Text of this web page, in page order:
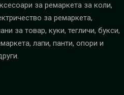
за ремаркета за коли,
за ремаркета,
за товар, куки, тегличи, букси,
лапи, панти, опори и